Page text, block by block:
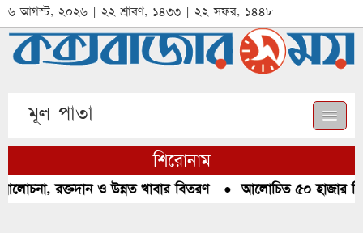
৬ আগস্ট, ২০২৬ | ২২ শ্রাবণ, ১৪৩৩ | ২২ সফর, ১৪৪৮
মূল পাতা
শিরোনাম
রক্তদান ও উন্নত খাবার বিতরণ● আলোচিত ৫০ হাজার